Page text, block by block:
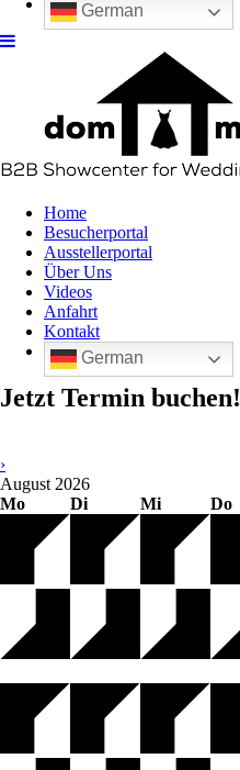
German
Home
Besucherportal
Ausstellerportal
Über Uns
Videos
Anfahrt
Kontakt
German
Jetzt Termin buchen!
›
August 2026
Mo
Di Mi Do